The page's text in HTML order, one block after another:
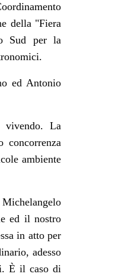
della "Fiera
Sud per la
ed Antonio
vivendo. La
concorrenza
ambiente
ed il nostro
in atto per
adesso
È il caso di